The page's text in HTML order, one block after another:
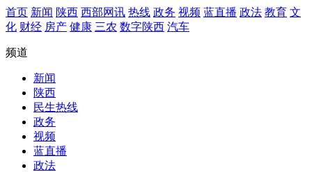
首页 新闻 陕西 西部网讯 热线 政务 视频 蓝直播 政法 教育 文
化 财经 房产 健康 三农 数字陕西 汽车
频道
新闻
陕西
民生热线
政务
视频
蓝直播
政法